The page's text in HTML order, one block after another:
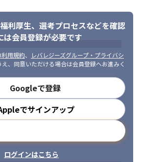
利厚生、 選考プロセスなどを確認
は会員登録が必要です
利用規約、
レバレジーズグループ・プライバシ
、同意いただける場合は会員登録へお進みく
Googleで登録
でサインアップ
ログインはこちら